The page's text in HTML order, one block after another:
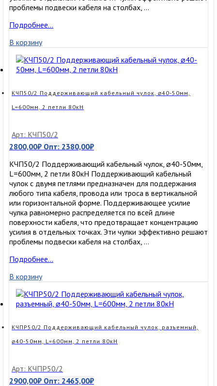
проблемы подвески кабеля на столбах, …
КЧП40/1
кабельный
чулок,
⌀30-
40мм,
1
50кН
Подробнее…
В корзину
КЧП50/2 Поддерживающий кабельный чулок, ⌀40-50мм,
L=600мм, 2 петли 80кН
Арт: КЧП50/2
2800,00₽ Опт: 2380,00₽
КЧП50/2 Поддерживающий кабельный чулок, ⌀40-50мм,
L=600мм, 2 петли 80кН Поддерживающий кабельный
чулок с двумя петлями предназначен для поддержания
любого типа кабеля, провода или троса в вертикальной
или горизонтальной форме. Поддерживающее усилие
чулка равномерно распределяется по всей длине
поверхности кабеля, что предотвращает концентрацию
усилия в отдельных точках. Эти чулки эффективно решают
проблемы подвески кабеля на столбах, …
КЧП50/2
кабельный
чулок,
⌀40-
50мм,
2
80кН
Подробнее…
В корзину
КЧПР50/2 Поддерживающий кабельный чулок, разъемный,
⌀40-50мм, L=600мм, 2 петли 80кН
Арт: КЧПР50/2
2900,00₽ Опт: 2465,00₽